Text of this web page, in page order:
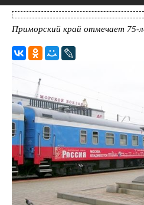
Приморский край отмечает 75-